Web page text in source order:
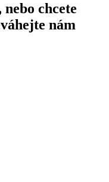
chcete
nám